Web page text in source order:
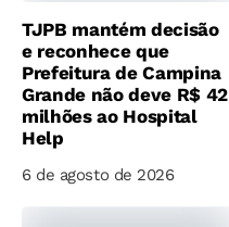
TJPB mantém decisão
e reconhece que
Prefeitura de Campina
Grande não deve R$ 42
milhões ao Hospital
Help
6 de agosto de 2026